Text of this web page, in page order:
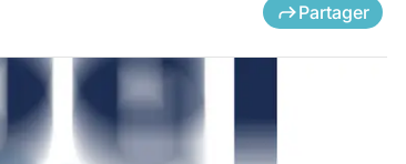
Partager